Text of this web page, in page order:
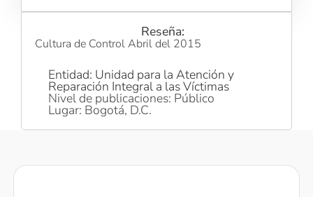
Reseña:
Cultura de Control Abril del 2015
Entidad: Unidad para la Atención y
Reparación Integral a las Víctimas
Nivel de publicaciones: Público
Lugar: Bogotá, D.C.